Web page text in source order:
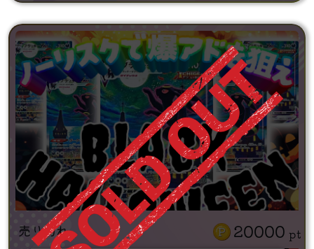
売り切れ 20000 pt